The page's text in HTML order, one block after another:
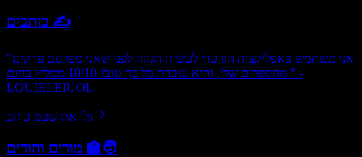
כותבים ✍️
"אני משתמש באפליקציה הזו כדי לעשות הגהה לפני שאני מפרסם פרקים
מהספרים שלי, והיא עובדת כל כך טוב! 10/10 ממליץ בחום." -
LOUIELEIUOL
גלו את שבט כותב
מורים והורים 🧑‍🏫